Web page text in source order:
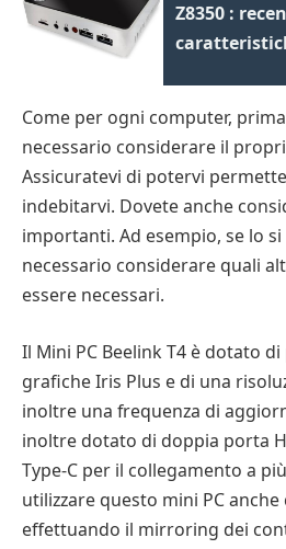
Z8350 :
Come per ogni computer,
necessario considerare il
Assicuratevi di potervi
indebitarvi. Dovete anche
importanti. Ad esempio, se lo
necessario considerare quali
essere necessari.
Il Mini PC Beelink T4 è dotato
grafiche Iris Plus e di una
inoltre una frequenza di
inoltre dotato di doppia porta
Type-C per il collegamento a
utilizzare questo mini PC
effettuando il mirroring dei